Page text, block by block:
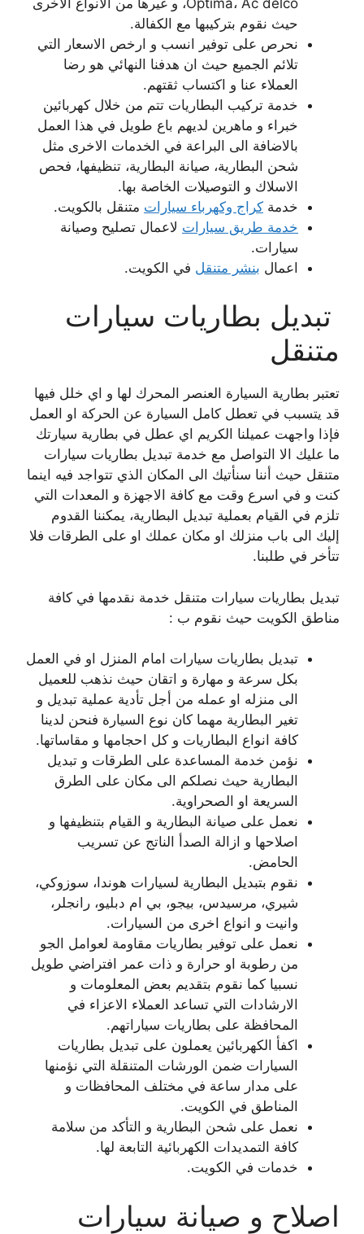
حيث نقوم بتركيبها مع الكفالة.
نحرص على توفير انسب و ارخص الاسعار التي
تلائم الجميع حيث ان هدفنا النهائي هو رضا
العملاء عنا و اكتساب ثقتهم.
خدمة تركيب البطاريات تتم من خلال كهربائين
خبراء و ماهرين لديهم باع طويل في هذا العمل
بالاضافة الى البراعة في الخدمات الاخرى مثل
شحن البطارية، صيانة البطارية، تنظيفها، فحص
الاسلاك و التوصيلات الخاصة بها.
خدمة كراج وكهرباء سيارات متنقل بالكويت.
خدمة طريق سيارات لاعمال تصليح وصيانة
سيارات.
اعمال بنشر متنقل في الكويت.
تبديل بطاريات سيارات
متنقل
تعتبر بطارية السيارة العنصر المحرك لها و اي خلل فيها
قد يتسبب في تعطل كامل السيارة عن الحركة او العمل
فإذا واجهت عميلنا الكريم اي عطل في بطارية سيارتك
ما عليك الا التواصل مع خدمة تبديل بطاريات سيارات
متنقل حيث أننا سنأتيك الى المكان الذي تتواجد فيه اينما
كنت و في اسرع وقت مع كافة الاجهزة و المعدات التي
تلزم في القيام بعملية تبديل البطارية، يمكننا القدوم
إليك الى باب منزلك او مكان عملك او على الطرقات فلا
تتأخر في طلبنا.
تبديل بطاريات سيارات متنقل خدمة نقدمها في كافة
مناطق الكويت حيث نقوم ب :
تبديل بطاريات سيارات امام المنزل او في العمل
بكل سرعة و مهارة و اتقان حيث نذهب للعميل
الى منزله او عمله من أجل تأدية عملية تبديل و
تغير البطارية مهما كان نوع السيارة فنحن لدينا
كافة انواع البطاريات و كل احجامها و مقاساتها.
نؤمن خدمة المساعدة على الطرقات و تبديل
البطارية حيث نصلكم الى مكان على الطرق
السريعة او الصحراوية.
نعمل على صيانة البطارية و القيام بتنظيفها و
اصلاحها و ازالة الصدأ الناتج عن تسريب
الحامض.
نقوم بتبديل البطارية لسيارات هوندا، سوزوكي،
شيري، مرسيدس، بيجو، بي ام دبليو، رانجلر،
وانيت و انواع اخرى من السيارات.
نعمل على توفير بطاريات مقاومة لعوامل الجو
من رطوبة او حرارة و ذات عمر افتراضي طويل
نسبيا كما نقوم بتقديم بعض المعلومات و
الارشادات التي تساعد العملاء الاعزاء في
المحافظة على بطاريات سياراتهم.
اكفأ الكهربائين يعملون على تبديل بطاريات
السيارات ضمن الورشات المتنقلة التي نؤمنها
على مدار ساعة في مختلف المحافظات و
المناطق في الكويت.
نعمل على شحن البطارية و التأكد من سلامة
كافة التمديدات الكهربائية التابعة لها.
خدمات في الكويت.
اصلاح و صيانة سيارات